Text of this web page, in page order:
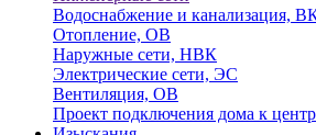
Водоснабжение и канализация,
Отопление, ОВ
Наружные сети, НВК
Электрические сети, ЭС
Вентиляция, ОВ
Проект подключения дома к